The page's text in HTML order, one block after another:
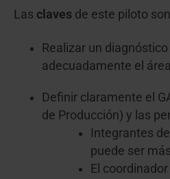
Las claves de este piloto
Realizar un
adecuadamente el
Definir claramente el
de Producción) y las
Integrantes
puede ser
El coordinador